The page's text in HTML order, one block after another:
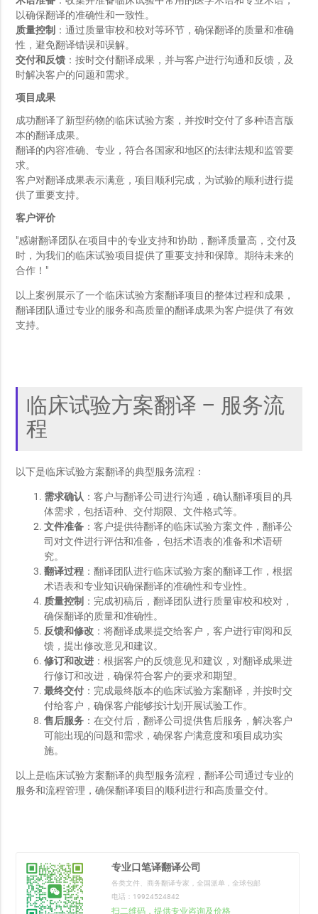
以确保翻译的准确性和一致性。
质量控制 ：通过质量审校和校对等环节，确保翻译的质量和准确
性，避免翻译错误和误解。
交付和反馈 ：按时交付翻译成果，并与客户进行沟通和反馈，及
时解决客户的问题和需求。
项目成果
成功翻译了新型药物的临床试验方案，并按时交付了多种语言版
本的翻译成果。
翻译的内容准确、专业，符合各国家和地区的法律法规和监管要
求。
客户对翻译成果表示满意，项目顺利完成，为试验的顺利进行提
供了重要支持。
客户评价
"感谢翻译团队在项目中的专业支持和协助，翻译质量高，交付及
时，为我们的临床试验项目提供了重要支持和保障。期待未来的
合作！"
以上案例展示了一个临床试验方案翻译项目的整体过程和成果，
翻译团队通过专业的服务和高质量的翻译成果为客户提供了有效
支持。
临床试验方案翻译 – 服务流
程
以下是临床试验方案翻译的典型服务流程：
需求确认 ：客户与翻译公司进行沟通，确认翻译项目的具
体需求，包括语种、交付期限、文件格式等。
文件准备 ：客户提供待翻译的临床试验方案文件，翻译公
司对文件进行评估和准备，包括术语表的准备和术语研
究。
翻译过程 ：翻译团队进行临床试验方案的翻译工作，根据
术语表和专业知识确保翻译的准确性和专业性。
质量控制 ：完成初稿后，翻译团队进行质量审校和校对，
确保翻译的质量和准确性。
反馈和修改 ：将翻译成果提交给客户，客户进行审阅和反
馈，提出修改意见和建议。
修订和改进 ：根据客户的反馈意见和建议，对翻译成果进
行修订和改进，确保符合客户的要求和期望。
最终交付 ：完成最终版本的临床试验方案翻译，并按时交
付给客户，确保客户能够按计划开展试验工作。
售后服务 ：在交付后，翻译公司提供售后服务，解决客户
可能出现的问题和需求，确保客户满意度和项目成功实
施。
以上是临床试验方案翻译的典型服务流程，翻译公司通过专业的
服务和流程管理，确保翻译项目的顺利进行和高质量交付。
专业口笔译翻译公司
各类文件、商务翻译专家，全国派单，全球包邮
电话：19924524842
扫二维码，提供专业咨询及价格